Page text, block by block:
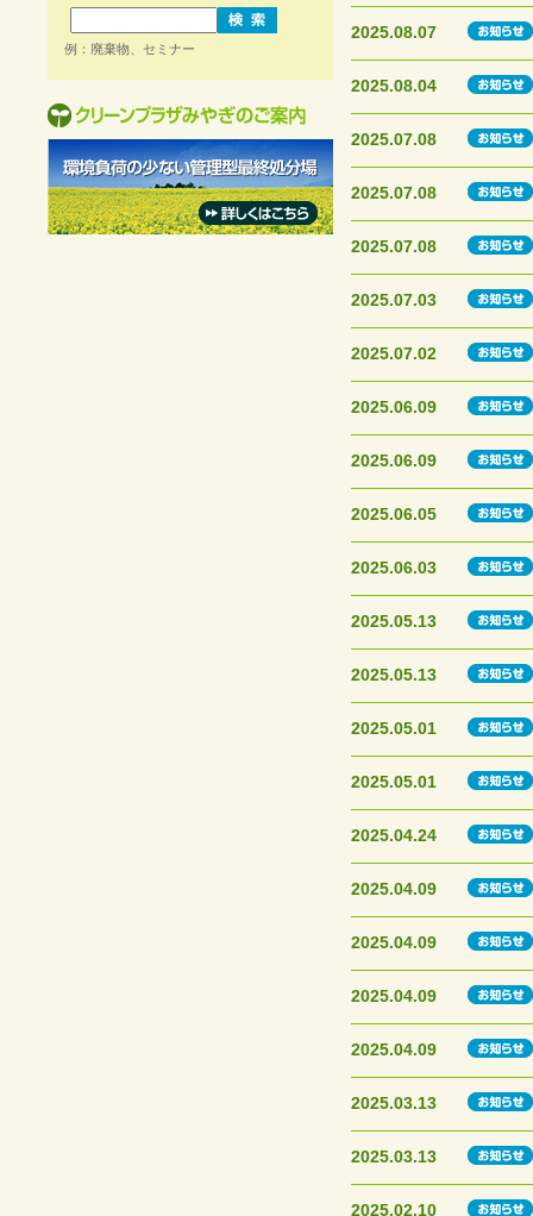
2025.08.07
2025.08.04
2025.07.08
2025.07.08
2025.07.08
2025.07.03
2025.07.02
2025.06.09
2025.06.09
2025.06.05
2025.06.03
2025.05.13
2025.05.13
2025.05.01
2025.05.01
2025.04.24
2025.04.09
2025.04.09
2025.04.09
2025.04.09
2025.03.13
2025.03.13
2025.02.10
例：廃棄物、セミナー